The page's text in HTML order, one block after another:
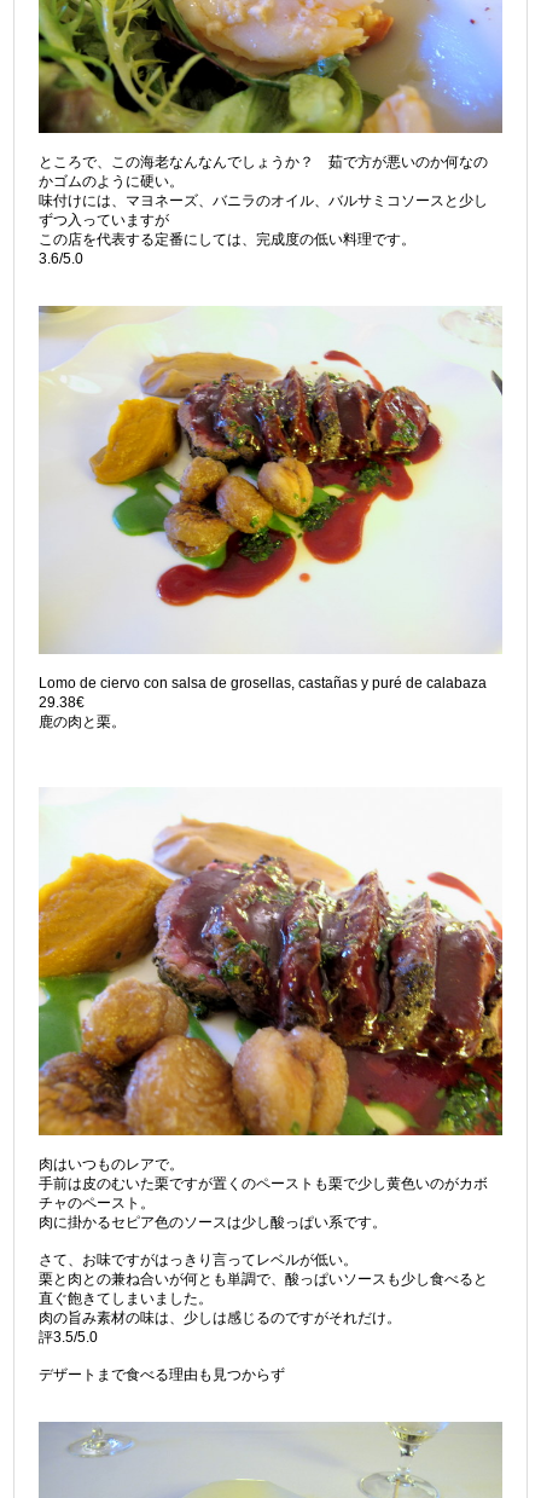
ところで、この海老なんなんでしょうか？ 茹で方が悪いのか何なの
かゴムのように硬い。
味付けには、マヨネーズ、バニラのオイル、バルサミコソースと少し
ずつ入っていますが
この店を代表する定番にしては、完成度の低い料理です。
3.6/5.0
Lomo de ciervo con salsa de grosellas, castañas y puré de calabaza
29.38€
鹿の肉と栗。
肉はいつものレアで。
手前は皮のむいた栗ですが置くのペーストも栗で少し黄色いのがカボ
チャのペースト。
肉に掛かるセピア色のソースは少し酸っぱい系です。
さて、お味ですがはっきり言ってレベルが低い。
栗と肉との兼ね合いが何とも単調で、酸っぱいソースも少し食べると
直ぐ飽きてしまいました。
肉の旨み素材の味は、少しは感じるのですがそれだけ。
評3.5/5.0
デザートまで食べる理由も見つからず